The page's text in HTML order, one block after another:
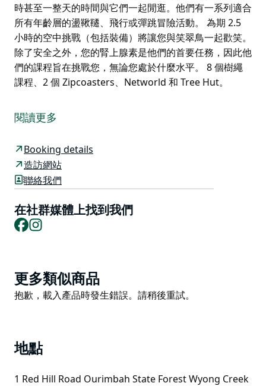
時甚至一整天的時間與它們一起閒逛。他們有一系列適合
所有年齡層的盪鞦韆、飛行或彈跳冒險活動。 為期 2.5
小時的空中挑戰（包括裝備）將讓您與笑翠鳥一起歡笑。
除了安全之外，您的腎上腺素是他們的首要任務，因此他
們的課程旨在挑戰您，無論您處於什麼水平。 8 個樹繩
課程、2 個 Zipcoasters、Networld 和 Tree Hut。
離開城市，向北前往新南威爾斯的旗艦公園－中央海岸樹
您可以花上幾個小時甚至一整天的時間與它們一起閒逛。
他們有一系列適合所有年齡層的盪鞦韆、飛行或彈跳冒險
活動。
起歡笑。除了安全之外，您的腎上腺素是他們的首要任
務，因此他們的課程旨在挑戰您，無論您處於什麼水平。
閱讀更多
Booking details
造訪網站
聯絡我們
在社群媒體上找到我們
Facebook
Product
List
更多類似商品
Product
抱歉，載入產品時發生錯誤。請稍後重試。
地點
1 Red Hill Road Ourimbah State Forest Wyong Creek